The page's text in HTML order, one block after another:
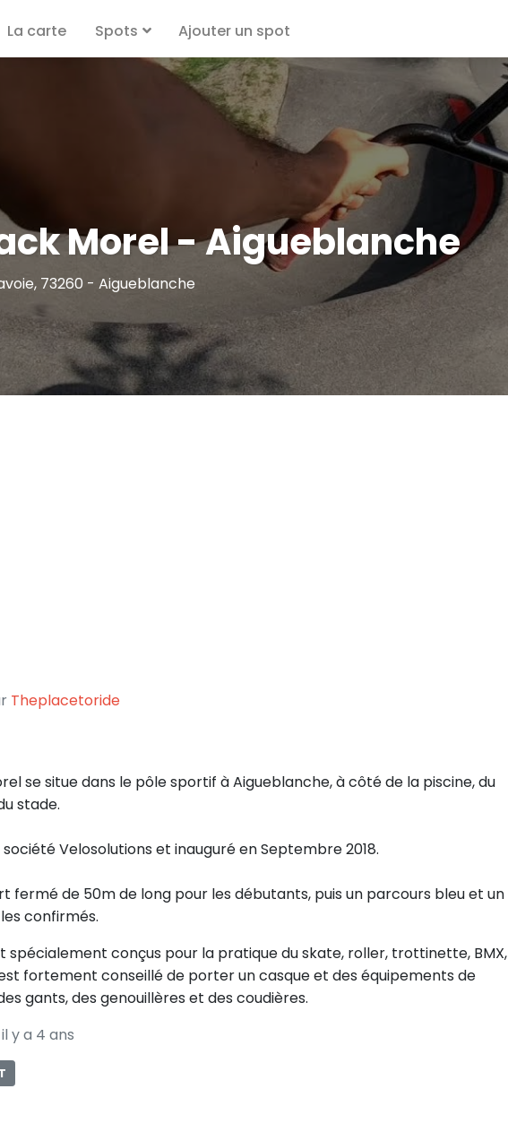
La carte Spots Ajouter un spot
Morel - Aigueblanche
73260 - Aigueblanche
Theplacetoride
se situe dans le pôle sportif à Aigueblanche, à côté de la piscine, du
stade.
Velosolutions et inauguré en Septembre 2018.
fermé de 50m de long pour les débutants, puis un parcours bleu et un
confirmés.
spécialement conçus pour la pratique du skate, roller, trottinette, BMX,
fortement conseillé de porter un casque et des équipements de
gants, des genouillères et des coudières.
y a 4 ans